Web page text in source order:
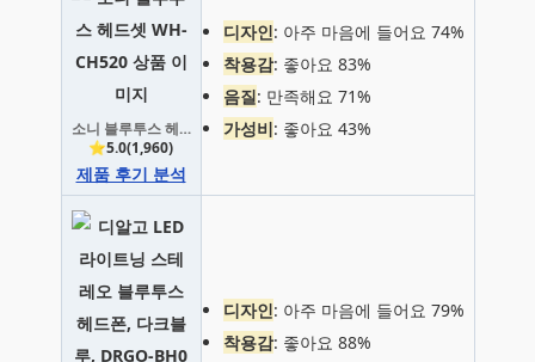
소니 블루투스 헤드셋 WH-CH520
⭐5.0(1,960)
제품 후기 분석
디자인: 아주 마음에 들어요 74%
착용감: 좋아요 83%
음질: 만족해요 71%
가성비: 좋아요 43%
디자인: 아주 마음에 들어요 79%
착용감: 좋아요 88%